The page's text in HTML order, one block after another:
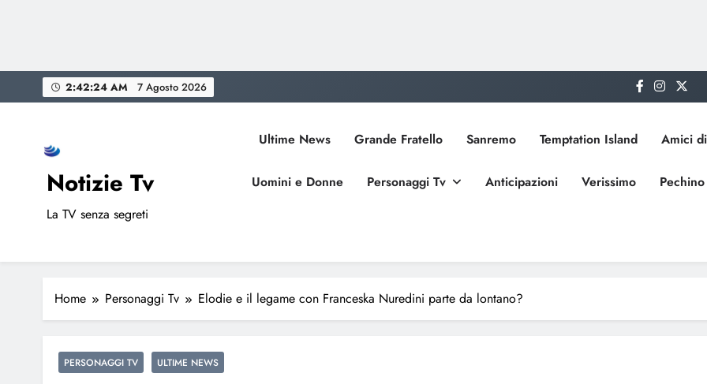
to
2:42:25 AM 7 Agosto 2026
Notizie Tv
La TV senza segreti
Ultime News Grande Fratello Sanremo Temptation Island Amici
Uomini e Donne Personaggi Tv Anticipazioni Verissimo
Home Personaggi Tv Elodie e il legame con Franceska Nuredini parte da lontano?
PERSONAGGI TV ULTIME NEWS